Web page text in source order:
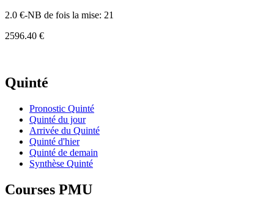
2.0 €-NB de fois la mise: 21
2596.40 €
Quinté
Pronostic Quinté
Quinté du jour
Arrivée du Quinté
Quinté d'hier
Quinté de demain
Synthèse Quinté
Courses PMU